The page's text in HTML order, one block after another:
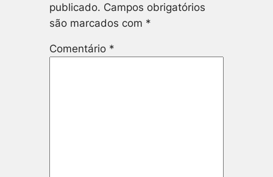
publicado. Campos obrigatórios
são marcados com *
Comentário *